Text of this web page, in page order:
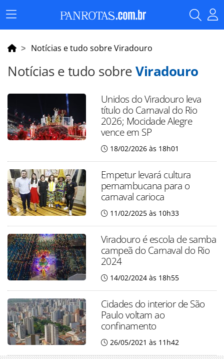
Menu
Principal
Notícias e tudo sobre Viradouro
Notícias e tudo sobreViradouro
Unidos do Viradouro leva
título do Carnaval do Rio
2026; Mocidade Alegre
vence em SP
18/02/2026 às 18h01
Empetur levará cultura
pernambucana para o
carnaval carioca
11/02/2025 às 10h33
Viradouro é escola de samba
campeã do Carnaval do Rio
2024
14/02/2024 às 18h55
Cidades do interior de São
Paulo voltam ao
confinamento
26/05/2021 às 11h42